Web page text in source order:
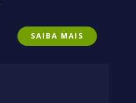
SAIBA MAIS